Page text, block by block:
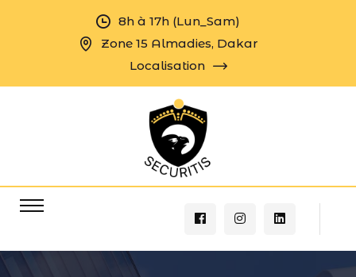
8h à 17h (Lun_Sam)
Zone 15 Almadies, Dakar
Localisation